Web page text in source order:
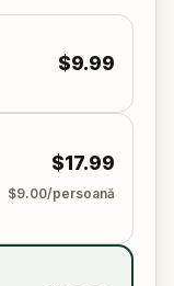
$9.99
$17.99
$9.00/persoană